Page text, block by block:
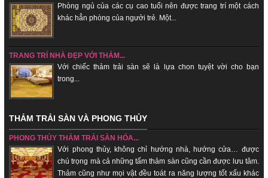
Phòng ngủ của các cụ cao tuổi nên được trang trí một cách
khác hẳn phòng của ngưởi trẻ. Một...
TRANG TRÍ NHÀ ĐẸP VỚI THẢM...
Với chiếc thảm trải sàn sẽ là lựa chon tuyệt vời cho bạn
trong...
THẢM TRẢI SÀN VÀ PHONG THỦY
PHONG THỦY THẢM TRẢI SÀN HÓA...
Với phong thủy, không chỉ hướng nhà, hướng cửa… được
chú trọng mà cả những tấm thảm sàn cũng cần được lưu tâm.
Thảm cũng như mọi vật đều toát ra năng lượng tốt xấu khác